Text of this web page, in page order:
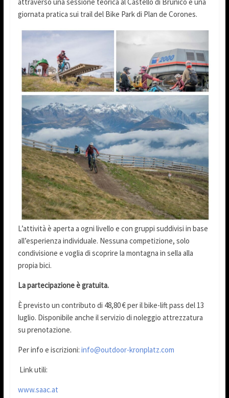
giornata pratica sui trail del Bike Park di Plan de Corones.
L’attività è aperta a ogni livello e con gruppi suddivisi in base
all’esperienza individuale. Nessuna competizione, solo
condivisione e voglia di scoprire la montagna in sella alla
propia bici.
La partecipazione è gratuita.
È previsto un contributo di 48,80 € per il bike-lift pass del 13
luglio. Disponibile anche il servizio di noleggio attrezzatura
su prenotazione.
Per info e iscrizioni: info@outdoor-kronplatz.com
Link utili:
www.saac.at